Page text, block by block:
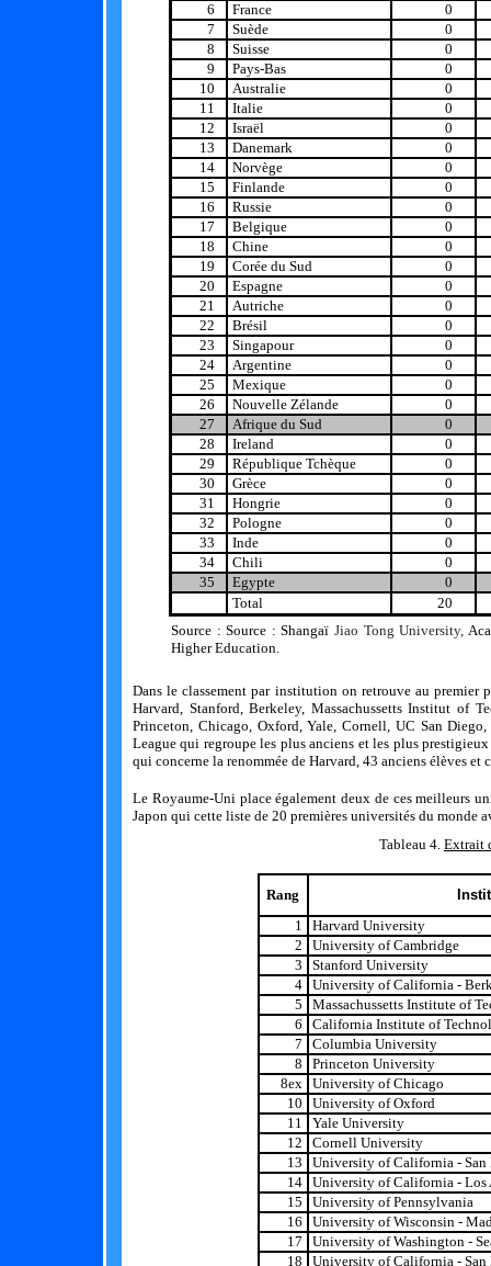
6
France
0
7
Suède
0
8
Suisse
0
9
Pays-Bas
0
10
Australie
0
11
Italie
0
12
Israël
0
13
Danemark
0
14
Norvège
0
15
Finlande
0
16
Russie
0
17
Belgique
0
18
Chine
0
19
Corée du Sud
0
20
Espagne
0
21
Autriche
0
22
Brésil
0
23
Singapour
0
24
Argentine
0
25
Mexique
0
26
Nouvelle Zélande
0
27
Afrique du Sud
0
28
Ireland
0
29
République Tchèque
0
30
Grèce
0
31
Hongrie
0
32
Pologne
0
33
Inde
0
34
Chili
0
35
Egypte
0
Total
20
Source : Source :Shangaï Jiao Tong University,
Higher Education.
Dans le classement par institution on retrouve au premier
Harvard, Stanford, Berkeley, Massachussetts Institut of
Princeton, Chicago, Oxford, Yale, Cornell, UC San
League qui regroupe les plus anciens et les plus
qui concerne la renommée de Harvard, 43 anciens élèves
Le Royaume-Uni place également deux de ces meilleurs
Japon qui cette liste de 20 premières universités du monde
Tableau 4. Extrait
Rang
1
Harvard University
2
University of Cambridge
3
Stanford University
4
University of California -
5
Massachussetts Institute of
6
California Institute of
7
Columbia University
8
Princeton University
8ex
University of Chicago
10
University of Oxford
11
Yale University
12
Cornell University
13
University of California - San
14
University of California - Los
15
University of Pennsylvania
16
University of Wisconsin -
17
University of Washington -
18
University of California - San